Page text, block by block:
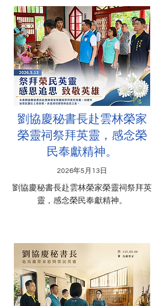
劉協慶秘書長赴雲林榮家
榮靈祠祭拜英靈，感念榮
民奉獻精神。
2026年5月13日
劉協慶秘書長赴雲林榮家榮靈祠祭拜英
靈，感念榮民奉獻精神。